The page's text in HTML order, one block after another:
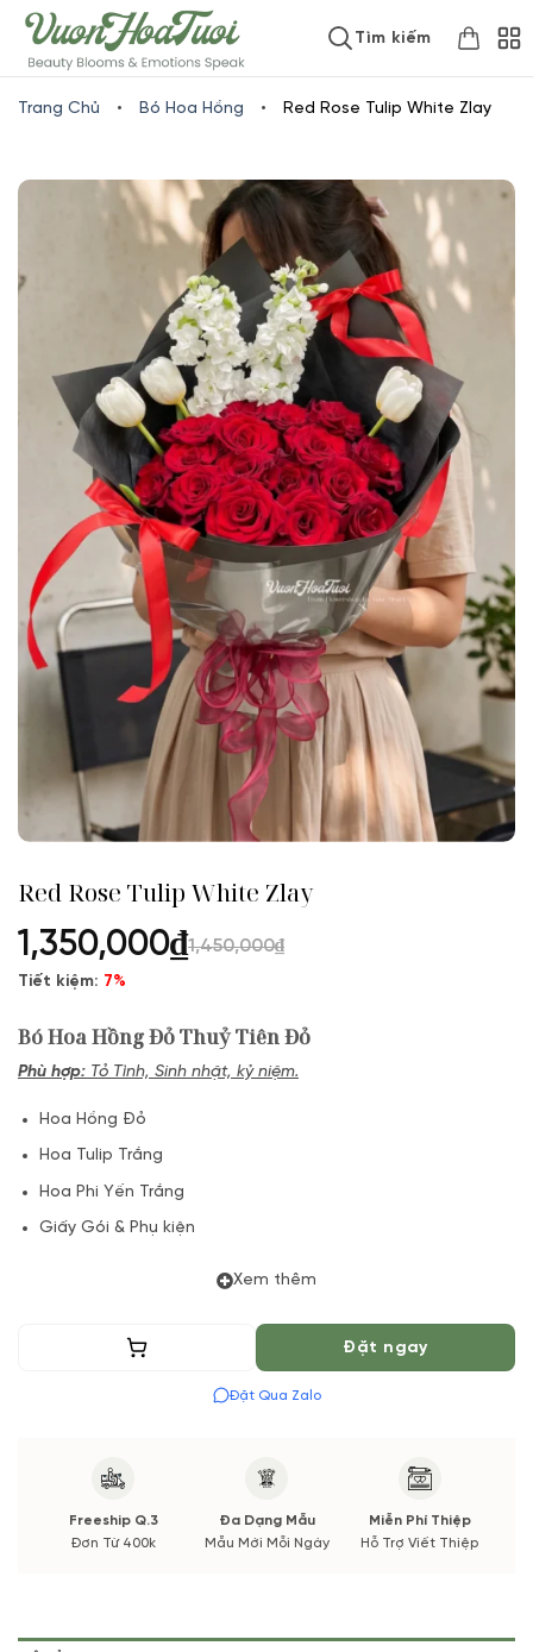
www.vuonhoatuoi.vnSkip
to
content
Tìm kiếm
Trang Chủ • Bó Hoa Hồng • Red Rose Tulip White Zlay
Red Rose Tulip White Zlay
1,350,000₫1,450,000₫
Tiết kiệm: 7%
Bó Hoa Hồng Đỏ Thuỷ Tiên Đỏ
Phù hợp: Tỏ Tình, Sinh nhật, kỷ niệm.
Hoa Hồng Đỏ
Hoa Tulip Trắng
Hoa Phi Yến Trắng
Giấy Gói & Phụ kiện
(*) Shop hoa tươi với dịch vụ đặt hoa online Vườn Hoa Tươi
Nếu có thay đổi về Hoa phụ và thời gian giao sẽ được thông
báo đến Quý khách hàng xác nhận trước khi cắm hay bó.
Xem thêm
Thêm vào giỏ Đặt ngay
Đặt Qua Zalo
Freeship Q.3
Đơn Từ 400k
Đa Dạng Mẫu
Mẫu Mới Mỗi Ngày
Miễn Phí Thiệp
Hỗ Trợ Viết Thiệp